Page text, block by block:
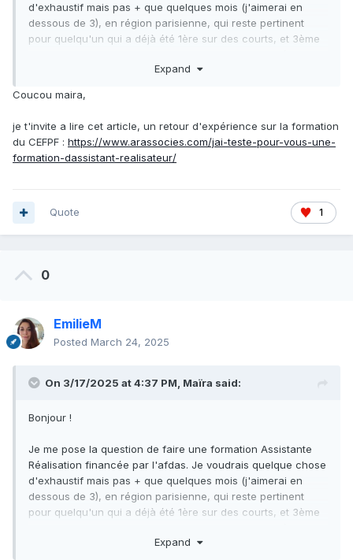
d'exhaustif mais pas + que quelques mois (j'aimerai en
dessous de 3), en région parisienne, qui reste pertinent
pour quelqu'un qui a déjà été 1ère sur des courts, et 3ème
passer du court au long, du petit au gros budget, et si
pense notamment à celle du CIFAP ou du CEFPF en
même des suggestions je suis preneuse pour me faire un
avis éclairé !
Expand
Coucou maira,
je t'invite a lire cet article, un retour d'expérience sur la formation
du CEFPF : https://www.arassocies.com/jai-teste-pour-vous-une-
formation-dassistant-realisateur/
1
Quote
0
EmilieM
Posted March 24, 2025
On 3/17/2025 at 4:37 PM, Maïra said:
Bonjour !
Je me pose la question de faire une formation Assistante
Réalisation financée par l'afdas. Je voudrais quelque chose
d'exhaustif mais pas + que quelques mois (j'aimerai en
dessous de 3), en région parisienne, qui reste pertinent
pour quelqu'un qui a déjà été 1ère sur des courts, et 3ème
passer du court au long, du petit au gros budget, et si
Expand